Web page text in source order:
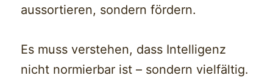
aussortieren, sondern fördern.
Es muss verstehen, dass Intelligenz
nicht normierbar ist – sondern vielfältig.